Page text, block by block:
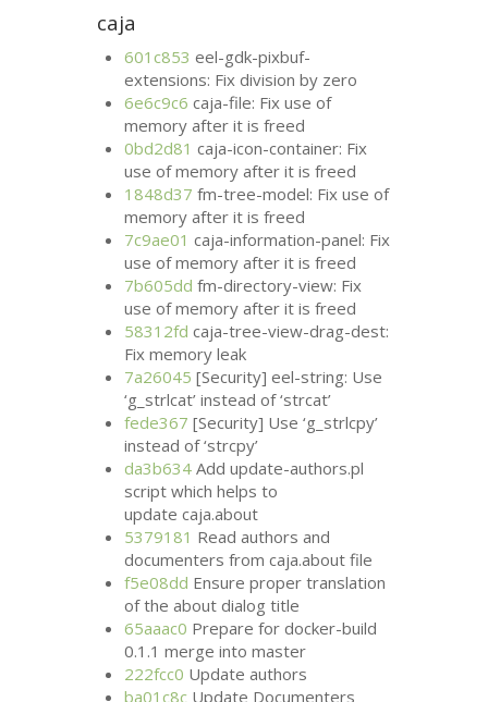
caja
601c853 eel-gdk-pixbuf-
extensions: Fix division by zero
6e6c9c6 caja-file: Fix use of
memory after it is freed
0bd2d81 caja-icon-container: Fix
use of memory after it is freed
1848d37 fm-tree-model: Fix use of
memory after it is freed
7c9ae01 caja-information-panel: Fix
use of memory after it is freed
7b605dd fm-directory-view: Fix
use of memory after it is freed
58312fd caja-tree-view-drag-dest:
Fix memory leak
7a26045 [Security] eel-string: Use
‘g_strlcat’ instead of ‘strcat’
fede367 [Security] Use ‘g_strlcpy’
instead of ‘strcpy’
da3b634 Add update-authors.pl
script which helps to
update caja.about
5379181 Read authors and
documenters from caja.about file
f5e08dd Ensure proper translation
of the about dialog title
65aaac0 Prepare for docker-build
0.1.1 merge into master
222fcc0 Update authors
ba01c8c Update Documenters